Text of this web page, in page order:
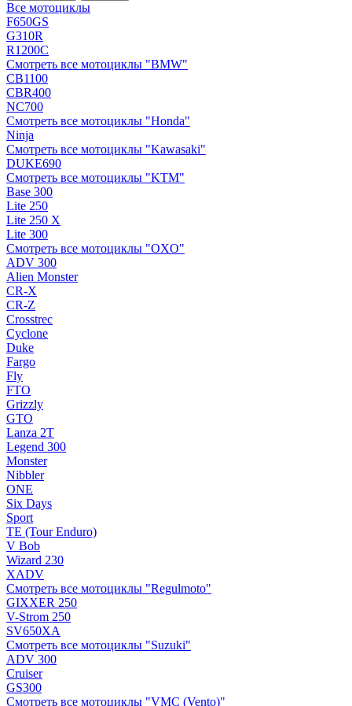
Все мотоциклы
F650GS
G310R
R1200C
Смотреть все мотоциклы "BMW"
CB1100
CBR400
NC700
Смотреть все мотоциклы "Honda"
Ninja
Смотреть все мотоциклы "Kawasaki"
DUKE690
Смотреть все мотоциклы "KTM"
Base 300
Lite 250
Lite 250 X
Lite 300
Смотреть все мотоциклы "OXO"
ADV 300
Alien Monster
CR-X
CR-Z
Crosstrec
Cyclone
Duke
Fargo
Fly
FTO
Grizzly
GTO
Lanza 2T
Legend 300
Monster
Nibbler
ONE
Six Days
Sport
TE (Tour Enduro)
V Bob
Wizard 230
XADV
Смотреть все мотоциклы "Regulmoto"
GIXXER 250
V-Strom 250
SV650XA
Смотреть все мотоциклы "Suzuki"
ADV 300
Cruiser
GS300
Смотреть все мотоциклы "VMC (Vento)"